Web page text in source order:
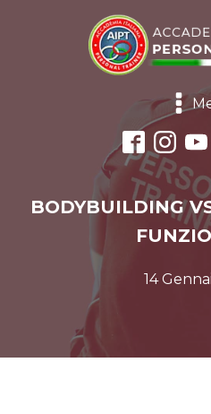
BODYBUILDING
14